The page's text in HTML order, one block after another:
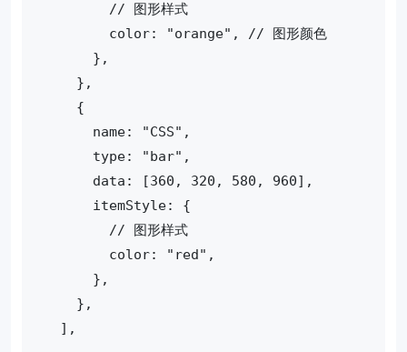
// 图形样式
color: "orange", // 图形颜色
},
},
{
name: "CSS",
type: "bar",
data: [360, 320, 580, 960],
itemStyle: {
// 图形样式
color: "red",
},
},
],